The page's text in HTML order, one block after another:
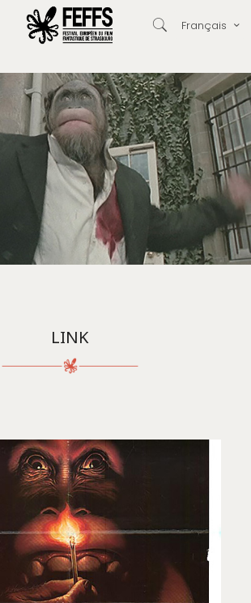
Français
LINK